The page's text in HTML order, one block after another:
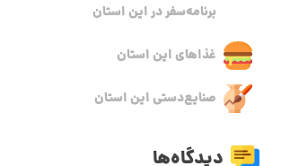
برنامه‌سفر‌ در این استان
غذاهای این استان
صنایع‌دستی این استان
دیدگاه‌ها